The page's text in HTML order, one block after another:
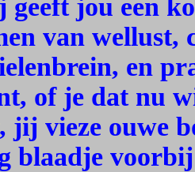
jou een
van wellust,
en
of je dat nu
jij vieze ouwe
blaadje